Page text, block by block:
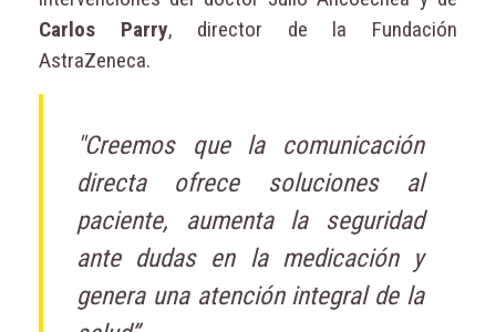
Carlos Parry, director de la Fundación
AstraZeneca.
"Creemos que la comunicación
directa ofrece soluciones al
paciente, aumenta la seguridad
ante dudas en la medicación y
genera una atención integral de la